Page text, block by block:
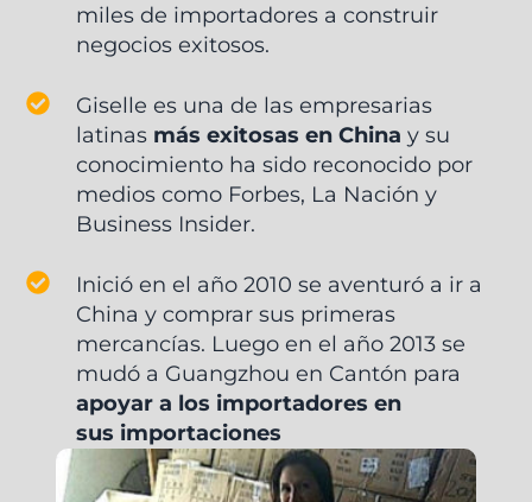
miles de importadores a construir
negocios exitosos.
Giselle es una de las empresarias
latinas más exitosas en Chinay su
conocimiento ha sido reconocido por
medios como Forbes, La Nación y
Business Insider.
Inició en el año 2010 se aventuró a ir a
China y comprar sus primeras
mercancías. Luego en el año 2013 se
mudó a Guangzhou en Cantón para
apoyar a los importadores en
sus importaciones